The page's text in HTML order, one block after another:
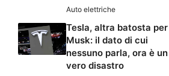
Auto elettriche
Tesla, altra batosta per
Musk: il dato di cui
nessuno parla, ora è un
vero disastro